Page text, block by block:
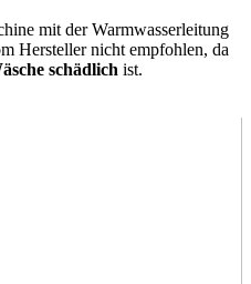
mit der Warmwasserleitung
Hersteller nicht empfohlen, da
schädlich ist.